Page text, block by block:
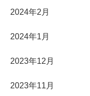
2024年2月
2024年1月
2023年12月
2023年11月